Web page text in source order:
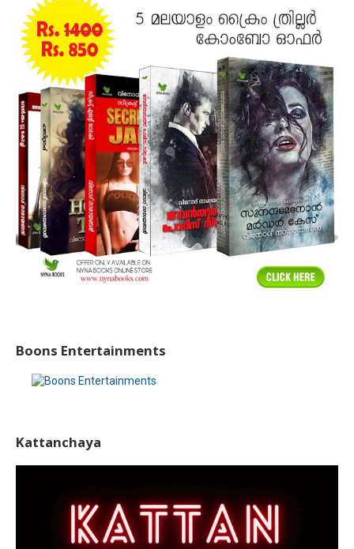
Boons Entertainments
Kattanchaya